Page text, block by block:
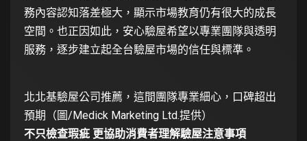
務內容認知落差極大，顯示市場教育仍有很大的成長
空間。也正因如此，安心驗屋希望以專業團隊與透明
服務，逐步建立起全台驗屋市場的信任與標準。
北北基驗屋公司推薦，這間團隊專業細心，口碑超出
預期（圖/Medick Marketing Ltd.提供）
不只檢查瑕疵 更協助消費者理解驗屋注意事項